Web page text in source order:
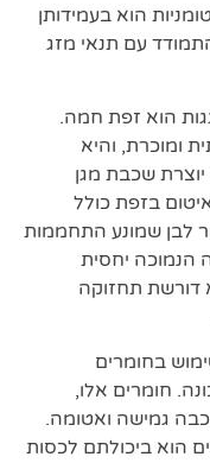
הוא בעמידותן
עם תנאי מזג
הוא זפת חמה.
ומוכרת, והיא
שכבת מגן
בזפת כולל
לבן שמונע התחממות
הנמוכה יחסית
דורשת תחזוקה
בחומרים
חומרים אלו,
גמישה ואטומה.
הוא ביכולתם לכסות